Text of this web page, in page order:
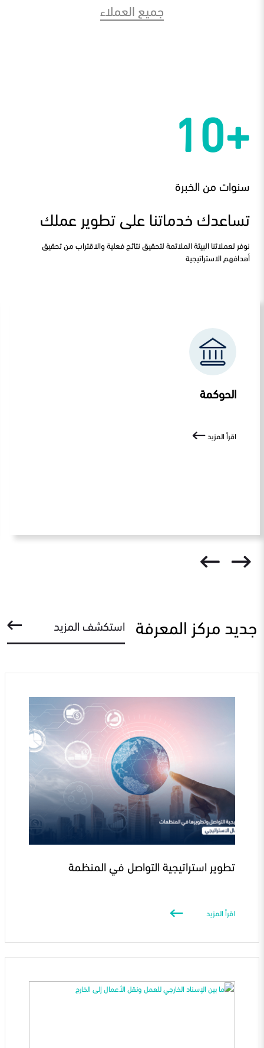
جميع العملاء
+10
سنوات من الخبرة
تساعدك خدماتنا على تطوير عملك
نوفر لعملائنا البيئة الملائمة لتحقيق نتائج فعلية والاقتراب من تحقيق
أهدافهم الاستراتيجية
الحوكمة
اقرأ المزيد
جديد مركز المعرفة استكشف المزيد
تطوير استراتيجية التواصل في المنظمة
اقرأ المزيد